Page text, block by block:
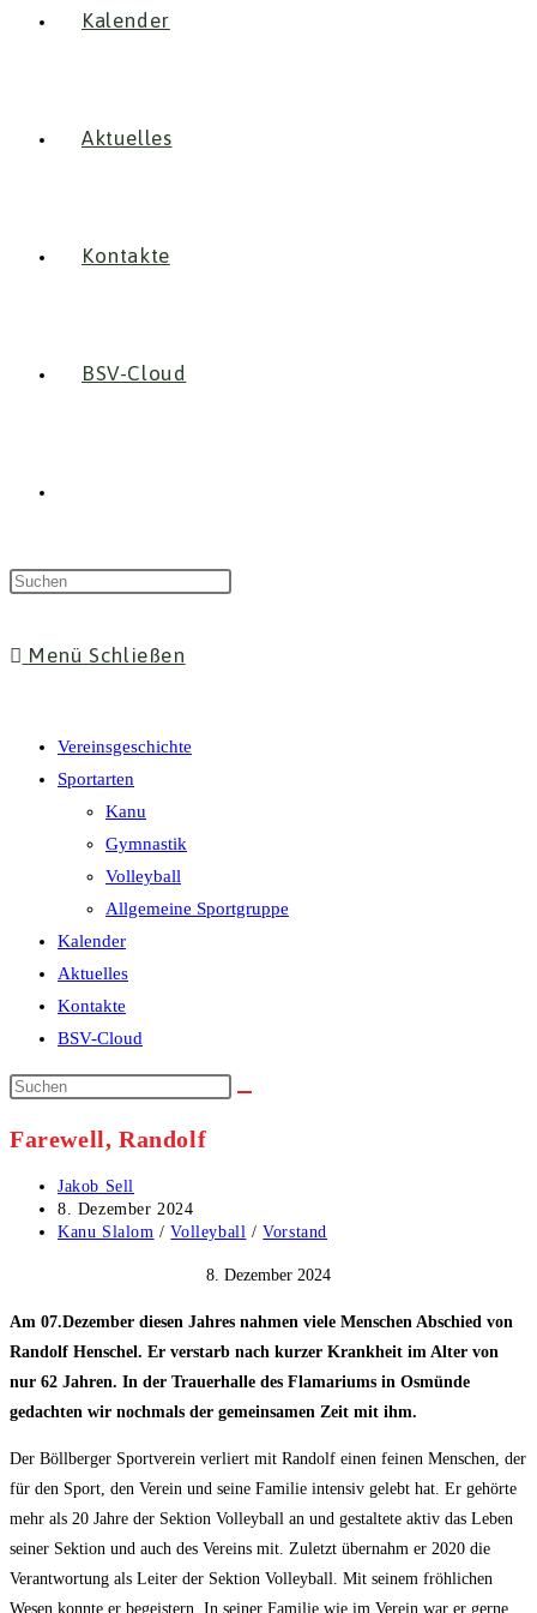
Kalender
Aktuelles
Kontakte
BSV-Cloud
Menü Schließen
Vereinsgeschichte
Sportarten
Kanu
Gymnastik
Volleyball
Allgemeine Sportgruppe
Kalender
Aktuelles
Kontakte
BSV-Cloud
Farewell, Randolf
Beitrags-
Autor:
Jakob Sell
Beitrag
veröffentlicht:
8. Dezember 2024
Beitrags-
Kanu Slalom / Volleyball / Vorstand
8. Dezember 2024
Am 07.Dezember diesen Jahres nahmen viele Menschen Abschied von
Randolf Henschel. Er verstarb nach kurzer Krankheit im Alter von
nur 62 Jahren. In der Trauerhalle des Flamariums in Osmünde
gedachten wir nochmals der gemeinsamen Zeit mit ihm.
Der Böllberger Sportverein verliert mit Randolf einen feinen Menschen, der
für den Sport, den Verein und seine Familie intensiv gelebt hat. Er gehörte
mehr als 20 Jahre der Sektion Volleyball an und gestaltete aktiv das Leben
seiner Sektion und auch des Vereins mit. Zuletzt übernahm er 2020 die
Verantwortung als Leiter der Sektion Volleyball. Mit seinem fröhlichen
Wesen konnte er begeistern. In seiner Familie wie im Verein war er gerne